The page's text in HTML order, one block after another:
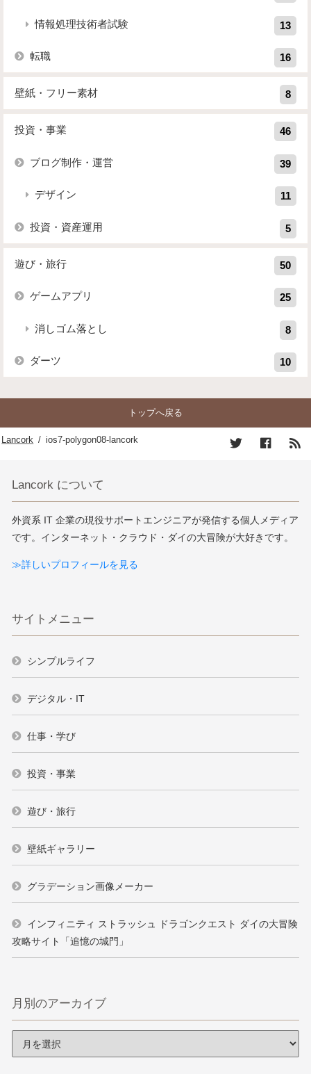
情報処理技術者試験 13
転職 16
壁紙・フリー素材 8
投資・事業 46
ブログ制作・運営 39
デザイン 11
投資・資産運用 5
遊び・旅行 50
ゲームアプリ 25
消しゴム落とし 8
ダーツ 10
トップへ戻る
Lancork / ios7-polygon08-lancork
Lancork について
外資系 IT 企業の現役サポートエンジニアが発信する個人メディア
です。インターネット・クラウド・ダイの大冒険が大好きです。
≫詳しいプロフィールを見る
サイトメニュー
シンプルライフ
デジタル・IT
仕事・学び
投資・事業
遊び・旅行
壁紙ギャラリー
グラデーション画像メーカー
インフィニティ ストラッシュ ドラゴンクエスト ダイの大冒険
攻略サイト「追憶の城門」
月別のアーカイブ